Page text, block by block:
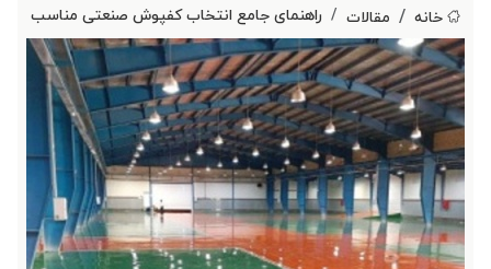
خانه مقالات راهنمای جامع انتخاب کفپوش صنعتی مناسب